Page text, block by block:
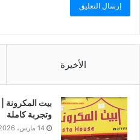
الأخيرة
وتجربة كاملة
14 مارس، 2026